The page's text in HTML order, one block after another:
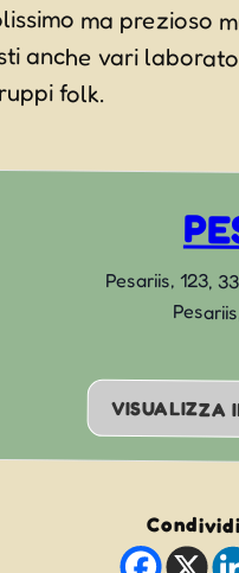
ma prezioso
anche vari
folk.
Pesariis, 123,
Pesariis
VISUALIZZA